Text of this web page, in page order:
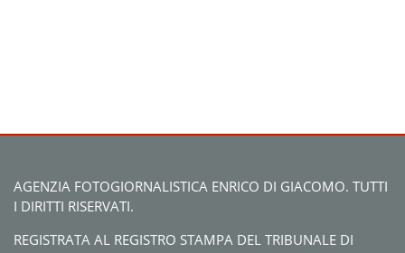
AGENZIA FOTOGIORNALISTICA ENRICO DI GIACOMO. TUTTI
I DIRITTI RISERVATI.
REGISTRATA AL REGISTRO STAMPA DEL TRIBUNALE DI